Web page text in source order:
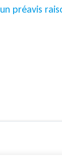
préavis